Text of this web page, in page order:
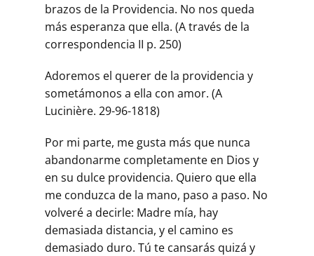
brazos de la Providencia. No nos queda
más esperanza que ella. (A través de la
correspondencia II p. 250)
Adoremos el querer de la providencia y
sometámonos a ella con amor. (A
Lucinière. 29-96-1818)
Por mi parte, me gusta más que nunca
abandonarme completamente en Dios y
en su dulce providencia. Quiero que ella
me conduzca de la mano, paso a paso. No
volveré a decirle: Madre mía, hay
demasiada distancia, y el camino es
demasiado duro. Tú te cansarás quizá y